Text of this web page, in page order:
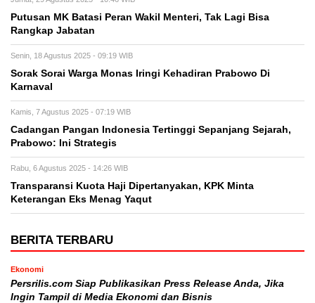
Putusan MK Batasi Peran Wakil Menteri, Tak Lagi Bisa
Rangkap Jabatan
Senin, 18 Agustus 2025 - 09:19 WIB
Sorak Sorai Warga Monas Iringi Kehadiran Prabowo Di
Karnaval
Kamis, 7 Agustus 2025 - 07:19 WIB
Cadangan Pangan Indonesia Tertinggi Sepanjang Sejarah,
Prabowo: Ini Strategis
Rabu, 6 Agustus 2025 - 14:26 WIB
Transparansi Kuota Haji Dipertanyakan, KPK Minta
Keterangan Eks Menag Yaqut
BERITA TERBARU
Ekonomi
Persrilis.com Siap Publikasikan Press Release Anda, Jika
Ingin Tampil di Media Ekonomi dan Bisnis